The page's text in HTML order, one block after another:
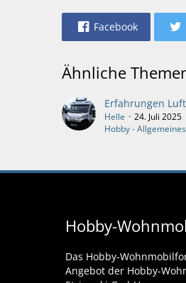
Facebook
Ähnliche
Erfahrungen
Helle
24. Juli 2025
Hobby - Allgemeines
Hobby-
Das Hobby-
Angebot der Hobby-